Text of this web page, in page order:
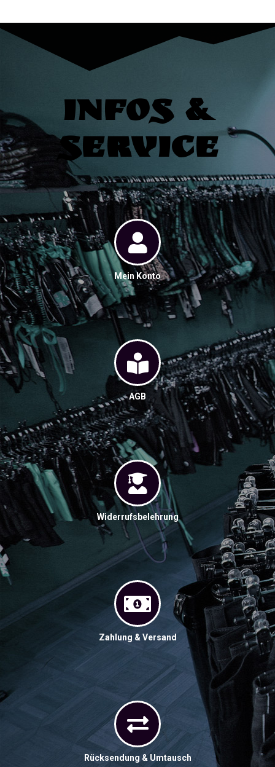
Infos &
Service
Mein Konto
AGB
Widerrufsbelehrung
Zahlung & Versand
Rücksendung & Umtausch